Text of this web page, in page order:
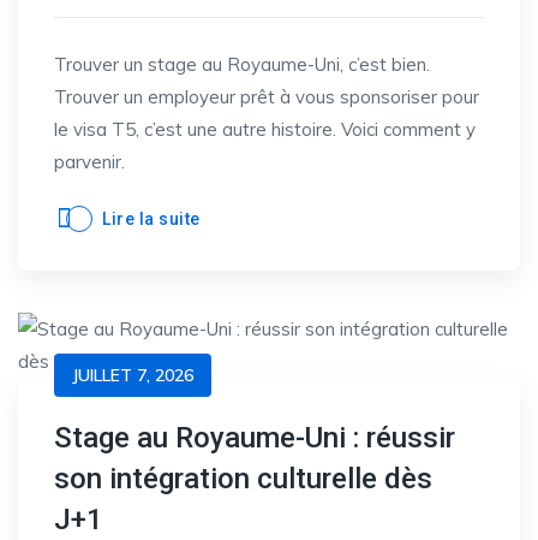
Trouver un stage au Royaume-Uni, c’est bien.
Trouver un employeur prêt à vous sponsoriser pour
le visa T5, c’est une autre histoire. Voici comment y
parvenir.
Lire la suite
JUILLET 7, 2026
Stage au Royaume-Uni : réussir
son intégration culturelle dès
J+1